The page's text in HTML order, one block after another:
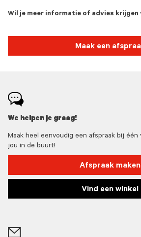
Wil je meer informatie of advies krijgen
Maak een
We helpen je graag!
Maak heel eenvoudig een afspraak bij één
jou in de buurt!
Afspraak maken
Vind een winkel